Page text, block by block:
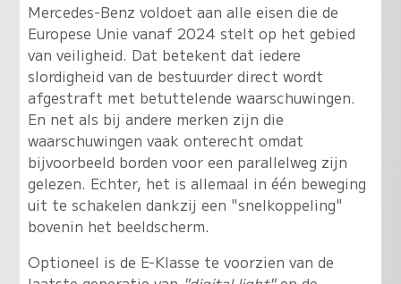
Mercedes-Benz voldoet aan alle eisen die de
Europese Unie vanaf 2024 stelt op het gebied
van veiligheid. Dat betekent dat iedere
slordigheid van de bestuurder direct wordt
afgestraft met betuttelende waarschuwingen.
En net als bij andere merken zijn die
waarschuwingen vaak onterecht omdat
bijvoorbeeld borden voor een parallelweg zijn
gelezen. Echter, het is allemaal in één beweging
uit te schakelen dankzij een "snelkoppeling"
bovenin het beeldscherm.
Optioneel is de E-Klasse te voorzien van de